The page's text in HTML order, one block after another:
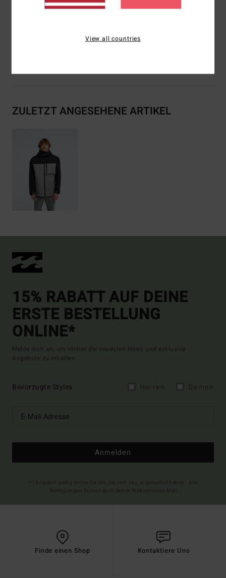
ZULETZT ANGESEHENE ARTIKEL
15% RABATT AUF DEINE
ERSTE BESTELLUNG
ONLINE*
Melde dich an, um immer die neuesten News und exklusive
Angebote zu erhalten.
Bevorzugte Styles
Anmelden
Finde einen Shop Kontaktiere Uns
View all countries